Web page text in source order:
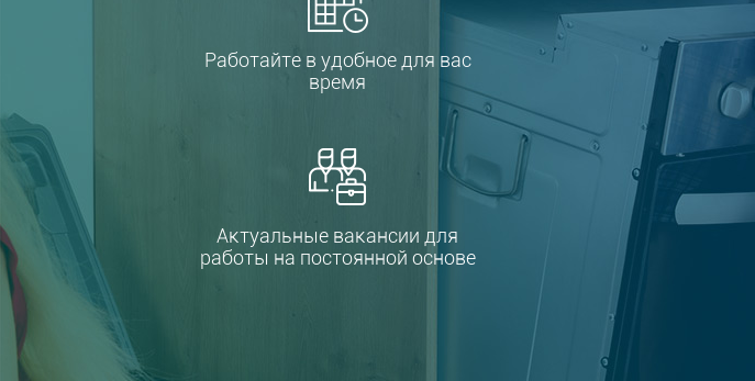
Работайте в удобное для вас
время
Актуальные вакансии для
работы на постоянной основе